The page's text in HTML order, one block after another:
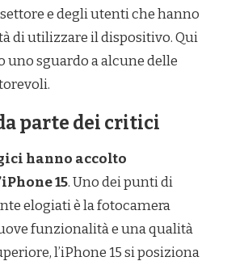
e degli utenti che hanno
di utilizzare il dispositivo. Qui
uno sguardo a alcune delle
parte dei critici
hanno accolto
15. Uno dei punti di
elogiati è la fotocamera
funzionalità e una qualità
l’iPhone 15 si posiziona